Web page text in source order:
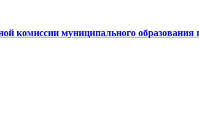
комиссии муниципального образования